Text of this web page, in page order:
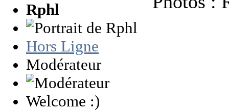
Rphl
Hors Ligne
Modérateur
Welcome :)